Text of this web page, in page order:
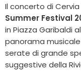
Il concerto di
Summer Festival
in Piazza Garibaldi
panorama
serate di grande
suggestive della